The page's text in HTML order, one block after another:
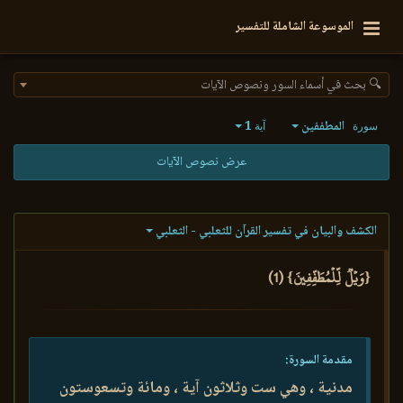
الموسوعة الشاملة للتفسير
🔍 بحث في أسماء السور ونصوص الآيات
سورة المطففين آية 1
عرض نصوص الآيات
الكشف والبيان في تفسير القرآن للثعلبي - الثعلبي
{وَيۡلٞ لِّلۡمُطَفِّفِينَ} (1)
مقدمة السورة:
مدنية ، وهي ست وثلاثون آية ، ومائة وتسعوستون